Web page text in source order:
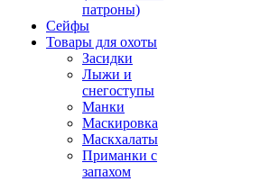
патроны)
Сейфы
Товары для охоты
Засидки
Лыжи и
снегоступы
Манки
Маскировка
Маскхалаты
Приманки с
запахом